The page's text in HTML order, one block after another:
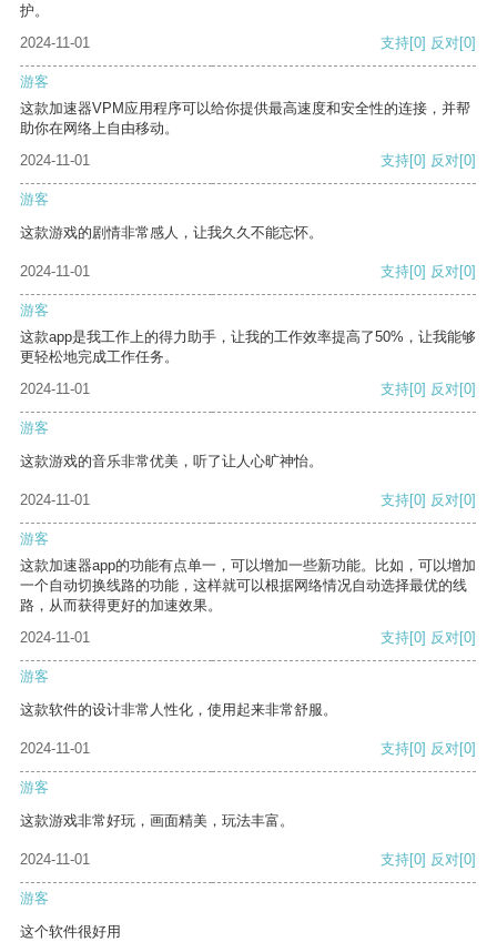
护。
2024-11-01
支持[0] 反对[0]
游客
这款加速器VPM应用程序可以给你提供最高速度和安全性的连接，并帮
助你在网络上自由移动。
2024-11-01
支持[0] 反对[0]
游客
这款游戏的剧情非常感人，让我久久不能忘怀。
2024-11-01 支持[0] 反对[0]
游客
这款app是我工作上的得力助手，让我的工作效率提高了50%，让我能够
更轻松地完成工作任务。
2024-11-01
支持[0] 反对[0]
游客
这款游戏的音乐非常优美，听了让人心旷神怡。
2024-11-01 支持[0] 反对[0]
游客
这款加速器app的功能有点单一，可以增加一些新功能。比如，可以增加
一个自动切换线路的功能，这样就可以根据网络情况自动选择最优的线
路，从而获得更好的加速效果。
2024-11-01
支持[0] 反对[0]
游客
这款软件的设计非常人性化，使用起来非常舒服。
2024-11-01 支持[0] 反对[0]
游客
这款游戏非常好玩，画面精美，玩法丰富。
2024-11-01 支持[0] 反对[0]
游客
这个软件很好用